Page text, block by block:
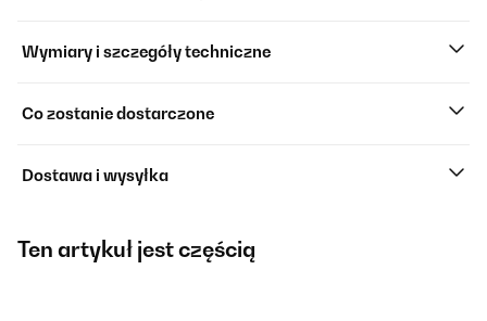
Wymiary i szczegóły techniczne
Co zostanie dostarczone
Dostawa i wysyłka
Ten artykuł jest częścią